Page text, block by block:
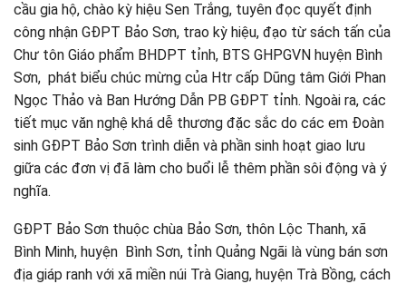
cầu gia hộ, chào kỳ hiệu Sen Trắng, tuyên đọc quyết định
công nhận GĐPT Bảo Sơn, trao kỳ hiệu, đạo từ sách tấn của
Chư tôn Giáo phẩm BHDPT tỉnh, BTS GHPGVN huyện Bình
Sơn, phát biểu chúc mừng của Htr cấp Dũng tâm Giới Phan
Ngọc Thảo và Ban Hướng Dẫn PB GĐPT tỉnh. Ngoài ra, các
tiết mục văn nghệ khá dễ thương đặc sắc do các em Đoàn
sinh GĐPT Bảo Sơn trình diễn và phần sinh hoạt giao lưu
giữa các đơn vị đã làm cho buổi lễ thêm phần sôi động và ý
nghĩa.
GĐPT Bảo Sơn thuộc chùa Bảo Sơn, thôn Lộc Thanh, xã
Bình Minh, huyện Bình Sơn, tỉnh Quảng Ngãi là vùng bán sơn
địa giáp ranh với xã miền núi Trà Giang, huyện Trà Bồng, cách